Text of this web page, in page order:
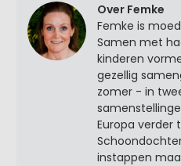
Over Femke
Femke is
Samen met
kinderen
gezellig
zomer - in
Europa verder
instappen